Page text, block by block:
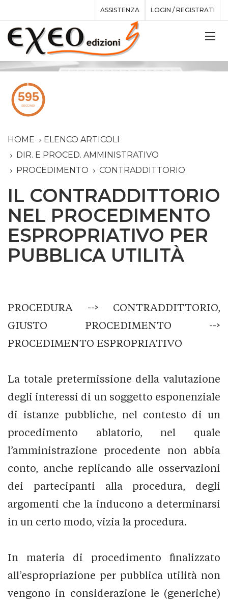
ASSISTENZA LOGIN / REGISTRATI
HOME
ELENCO ARTICOLI
DIR. E PROCED. AMMINISTRATIVO
PROCEDIMENTO
CONTRADDITTORIO
IL CONTRADDITTORIO
NEL PROCEDIMENTO
ESPROPRIATIVO PER
PUBBLICA UTILITÀ
PROCEDURA --> CONTRADDITTORIO,
GIUSTO PROCEDIMENTO -->
PROCEDIMENTO ESPROPRIATIVO
La totale pretermissione della valutazione
degli interessi di un soggetto esponenziale
di istanze pubbliche, nel contesto di un
procedimento ablatorio, nel quale
l’amministrazione procedente non abbia
conto, anche replicando alle osservazioni
dei partecipanti alla procedura, degli
argomenti che la inducono a determinarsi
in un certo modo, vizia la procedura.
In materia di procedimento finalizzato
all’espropriazione per pubblica utilità non
vengono in considerazione le (generiche)